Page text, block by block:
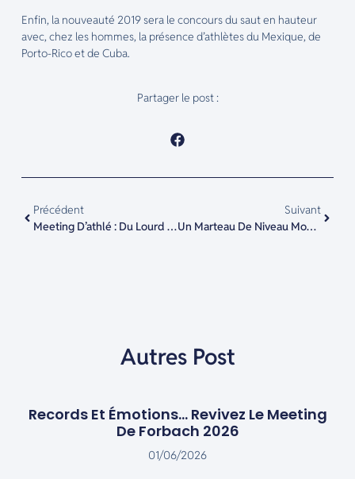
Enfin, la nouveauté 2019 sera le concours du saut en hauteur
avec, chez les hommes, la présence d’athlètes du Mexique, de
Porto-Rico et de Cuba.
Partager le post :
Précédent
Meeting D’athlé : Du Lourd Au Lancer Du Marteau
Suivant
Un Marteau De Niveau Mondial Au Meeting De Forbach Avec Quentin Bigot, Pawel Fajdek, Wojciech Nowicki Et Dilshod Nazarov
Autres Post
Records Et Émotions… Revivez Le Meeting
De Forbach 2026
01/06/2026